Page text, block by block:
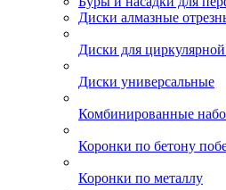
Диски алмазные
Диски для
Диски универсальные
Комбинированные
Коронки по бетону
Коронки по металлу